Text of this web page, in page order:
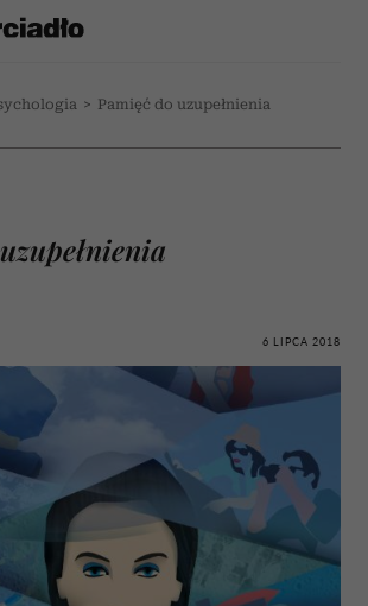
> Pamięć do uzupełnienia
6 LIPCA 2018